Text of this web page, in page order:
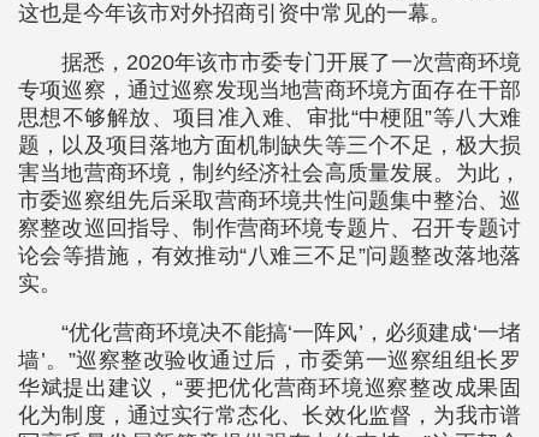
这也是今年该市对外招商引资中常见的一幕。
据悉，2020年该市市委专门开展了一次营商环境
专项巡察，通过巡察发现当地营商环境方面存在干部
思想不够解放、项目准入难、审批“中梗阻”等八大难
题，以及项目落地方面机制缺失等三个不足，极大损
害当地营商环境，制约经济社会高质量发展。为此，
市委巡察组先后采取营商环境共性问题集中整治、巡
察整改巡回指导、制作营商环境专题片、召开专题讨
论会等措施，有效推动“八难三不足”问题整改落地落
实。
“优化营商环境决不能搞‘一阵风’，必须建成‘一堵
墙’。”巡察整改验收通过后，市委第一巡察组组长罗
华斌提出建议，“要把优化营商环境巡察整改成果固
化为制度，通过实行常态化、长效化监督，为我市谱